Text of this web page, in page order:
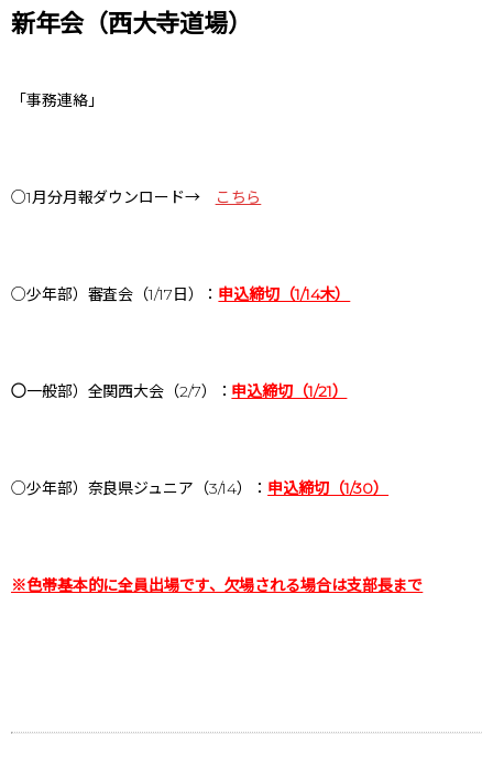
新年会（西大寺道場）
「事務連絡」
○1月分月報ダウンロード→ こちら
○少年部）審査会（1/17日）： 申込締切（1/14木）
○一般部）全関西大会（2/7）： 申込締切（1/21）
○少年部）奈良県ジュニア（3/14）： 申込締切（1/30）
※色帯基本的に全員出場です、欠場される場合は支部長まで